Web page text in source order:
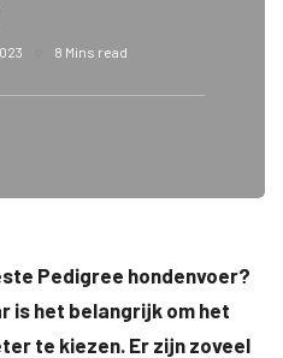
8 Mins read
Pedigree hondenvoer?
is het belangrijk om het
te kiezen. Er zijn zoveel